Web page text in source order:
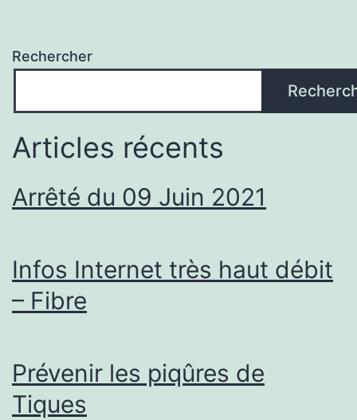
Rechercher
Articles récents
Arrêté du 09 Juin 2021
Infos Internet très haut débit
– Fibre
Prévenir les piqûres de
Tiques